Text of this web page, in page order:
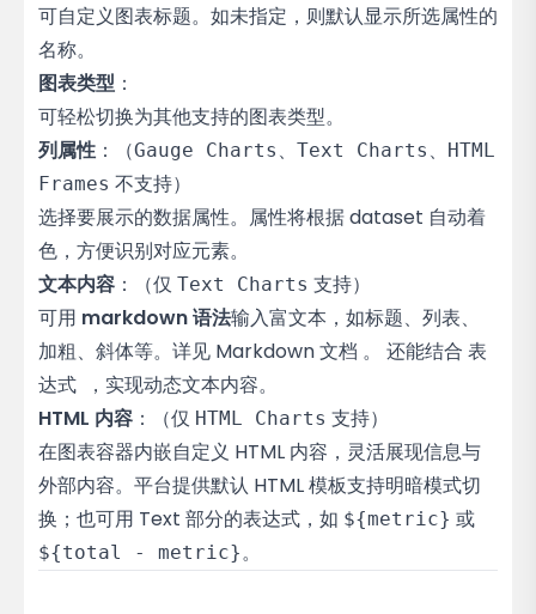
可自定义图表标题。如未指定，则默认显示所选属性的
名称。
图表类型 ：
可轻松切换为其他支持的图表类型。
列属性 ：（Gauge Charts、Text Charts、HTML
Frames 不支持）
选择要展示的数据属性。属性将根据 dataset 自动着
色，方便识别对应元素。
文本内容 ：（仅 Text Charts 支持）
可用 markdown 语法输入富文本，如标题、列表、
加粗、斜体等。详见 Markdown 文档 。 还能结合 表
达式 ，实现动态文本内容。
HTML 内容 ：（仅 HTML Charts 支持）
在图表容器内嵌自定义 HTML 内容，灵活展现信息与
外部内容。平台提供默认 HTML 模板支持明暗模式切
换；也可用 Text 部分的表达式，如 ${metric} 或
${total - metric}。